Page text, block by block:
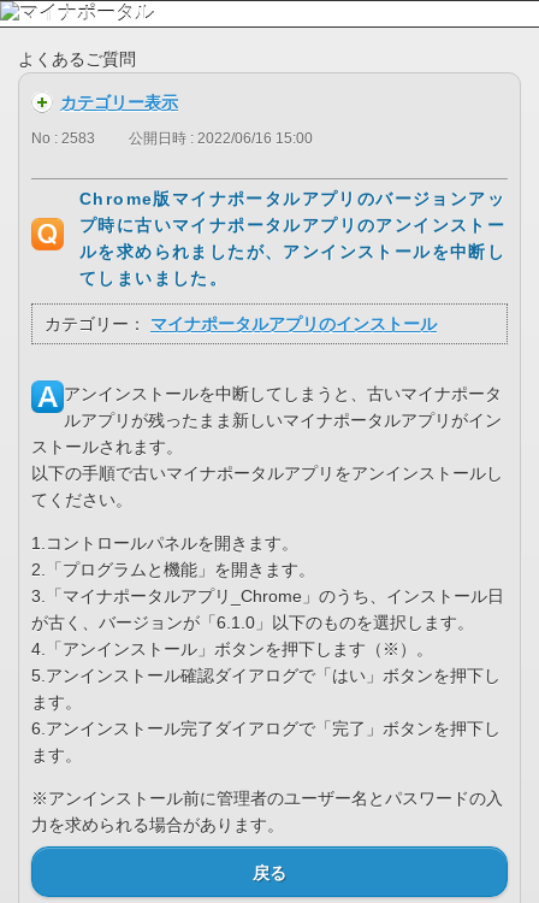
よくあるご質問
カテゴリー表示
No : 2583 公開日時 : 2022/06/16 15:00
Chrome版マイナポータルアプリのバージョンアッ
プ時に古いマイナポータルアプリのアンインストー
ルを求められましたが、アンインストールを中断し
てしまいました。
カテゴリー： マイナポータルアプリのインストール
アンインストールを中断してしまうと、古いマイナポータ
ルアプリが残ったまま新しいマイナポータルアプリがイン
ストールされます。
以下の手順で古いマイナポータルアプリをアンインストールし
てください。
1.コントロールパネルを開きます。
2.「プログラムと機能」を開きます。
3.「マイナポータルアプリ_Chrome」のうち、インストール日
が古く、バージョンが「6.1.0」以下のものを選択します。
4.「アンインストール」ボタンを押下します（※）。
5.アンインストール確認ダイアログで「はい」ボタンを押下し
ます。
6.アンインストール完了ダイアログで「完了」ボタンを押下し
ます。
※アンインストール前に管理者のユーザー名とパスワードの入
力を求められる場合があります。
戻る